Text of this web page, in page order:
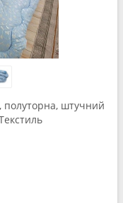
полуторна, штучний